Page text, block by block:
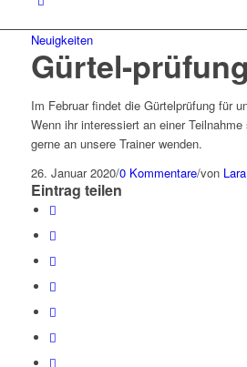
Neuigkeiten
Gürtel-prüfung
Im Februar findet die Gürtelprüfung für
Wenn ihr interessiert an einer
gerne an unsere Trainer wenden.
26. Januar 2020/0 Kommentare/von
Eintrag teilen